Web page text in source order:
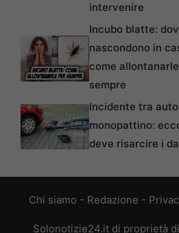
intervenire
Incubo blatte:
nascondono in
come
sempre
Incidente tra
monopattino:
deve risarcire i
Chi siamo - Redazione -
Solonotizie24.it di proprietà